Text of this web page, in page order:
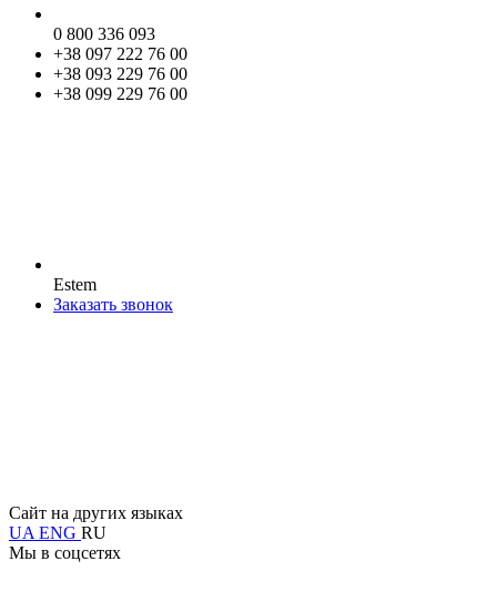
0 800 336 093
+38 097 222 76 00
+38 093 229 76 00
+38 099 229 76 00
Estem
Заказать звонок
Сайт на других языках
UA ENG RU
Мы в соцсетях